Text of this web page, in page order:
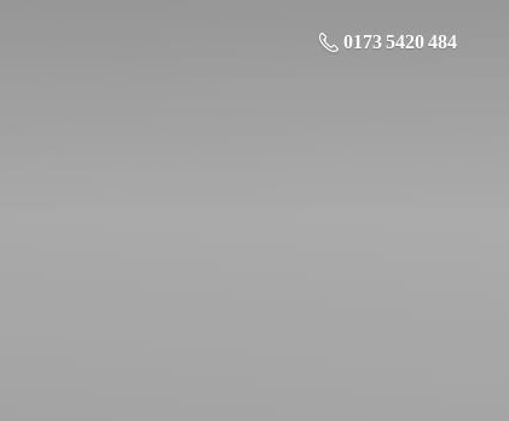
0173 5420 484